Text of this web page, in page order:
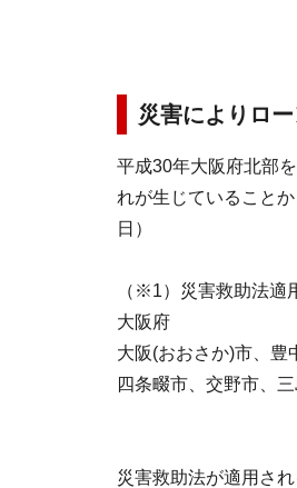
災害によりロ
平成30年大阪府北部
れが生じていること
日）
（※1）災害救助法適
大阪府
大阪(おおさか)市、豊
四条畷市、交野市、
災害救助法が適用さ